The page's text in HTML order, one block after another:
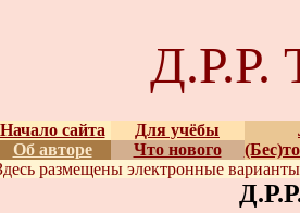
Начало сайта Для учёбы
Об авторе
Что нового
размещены электронные